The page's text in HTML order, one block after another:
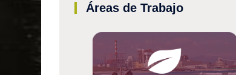
Áreas de Trabajo